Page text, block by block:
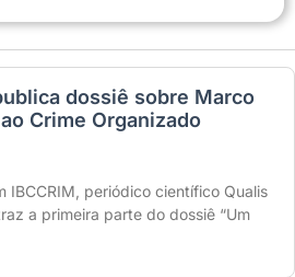
dossiê sobre Marco
Crime Organizado
IBCCRIM, periódico científico Qualis
a primeira parte do dossiê “Um